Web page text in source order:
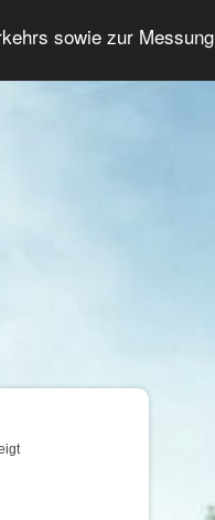
sowie zur Messung